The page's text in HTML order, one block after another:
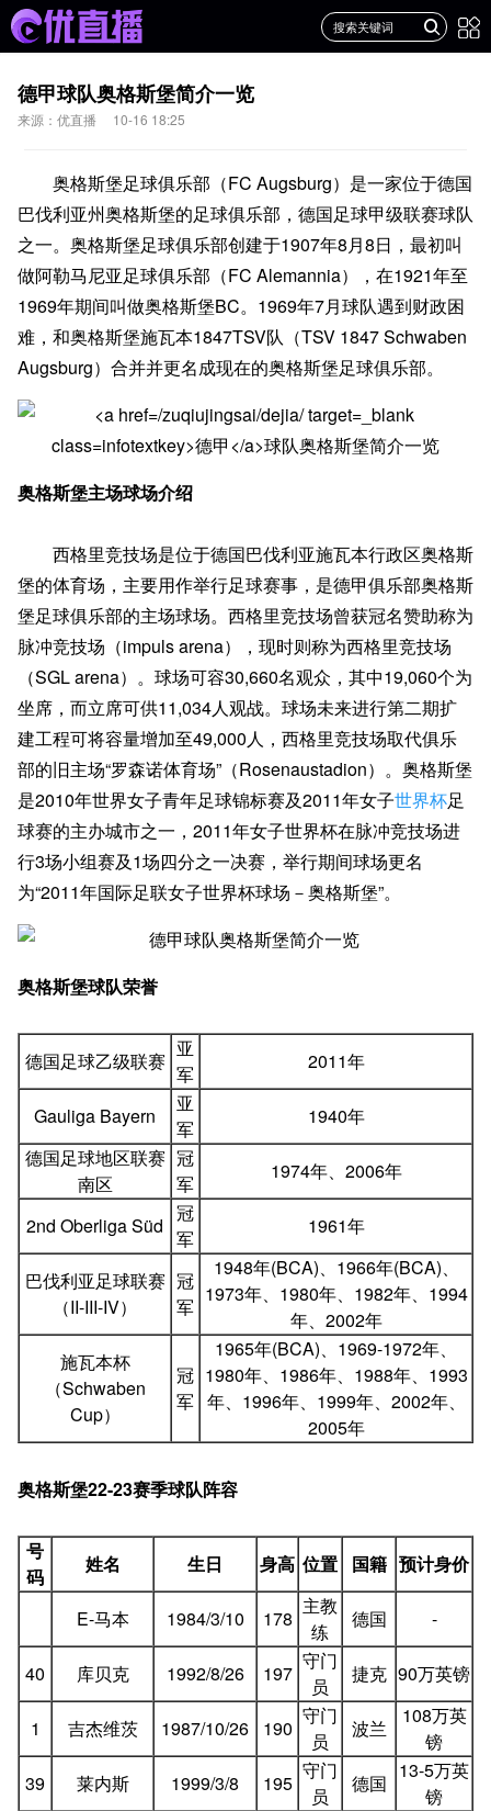
德甲球队奥格斯堡简介一览
来源：优直播 10-16 18:25
奥格斯堡足球俱乐部（FC Augsburg）是一家位于德国
巴伐利亚州奥格斯堡的足球俱乐部，德国足球甲级联赛球队
之一。奥格斯堡足球俱乐部创建于1907年8月8日，最初叫
做阿勒马尼亚足球俱乐部（FC Alemannia），在1921年至
1969年期间叫做奥格斯堡BC。1969年7月球队遇到财政困
难，和奥格斯堡施瓦本1847TSV队（TSV 1847 Schwaben
Augsburg）合并并更名成现在的奥格斯堡足球俱乐部。
奥格斯堡主场球场介绍
西格里竞技场是位于德国巴伐利亚施瓦本行政区奥格斯
堡的体育场，主要用作举行足球赛事，是德甲俱乐部奥格斯
堡足球俱乐部的主场球场。西格里竞技场曾获冠名赞助称为
脉冲竞技场（impuls arena），现时则称为西格里竞技场
（SGL arena）。球场可容30,660名观众，其中19,060个为
坐席，而立席可供11,034人观战。球场未来进行第二期扩
建工程可将容量增加至49,000人，西格里竞技场取代俱乐
部的旧主场“罗森诺体育场”（Rosenaustadion）。奥格斯堡
是2010年世界女子青年足球锦标赛及2011年女子世界杯足
球赛的主办城市之一，2011年女子世界杯在脉冲竞技场进
行3场小组赛及1场四分之一决赛，举行期间球场更名
为“2011年国际足联女子世界杯球场－奥格斯堡”。
奥格斯堡球队荣誉
德国足球乙级联赛
亚
军
2011年
Gauliga Bayern
亚
军
1940年
德国足球地区联赛
南区
冠
军
1974年、2006年
2nd Oberliga Süd
冠
军
1961年
巴伐利亚足球联赛
（II-III-IV）
冠
军
1948年(BCA)、1966年(BCA)、
1973年、1980年、1982年、1994
年、2002年
施瓦本杯
（Schwaben
Cup）
冠
军
1965年(BCA)、1969-1972年、
1980年、1986年、1988年、1993
年、1996年、1999年、2002年、
2005年
奥格斯堡22-23赛季球队阵容
号
码
姓名 生日 身高 位置 国籍 预计身价
E-马本 1984/3/10 178
主教
练
德国 -
40 库贝克 1992/8/26 197
守门
员
捷克 90万英镑
1 吉杰维茨 1987/10/26 190
守门
员
波兰
108万英
镑
39
莱内斯 1999/3/8 195
守门
员
德国
13-5万英
镑